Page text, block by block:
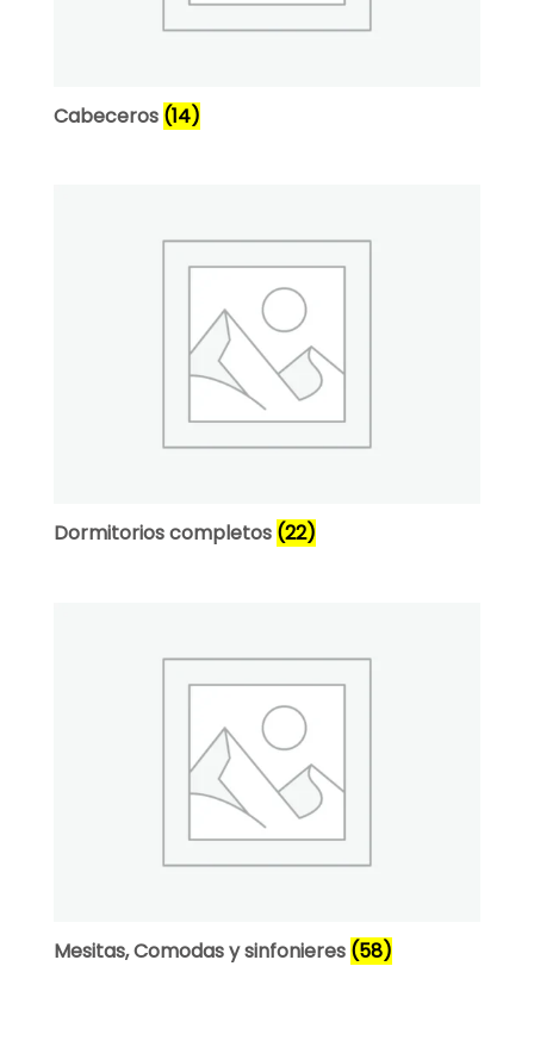
Cabeceros (14)
Dormitorios completos (22)
Mesitas, Comodas y sinfonieres (58)